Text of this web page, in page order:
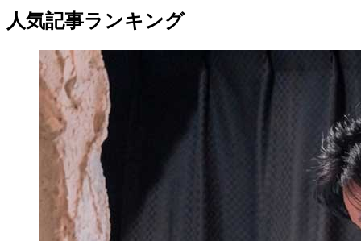
人気記事ランキング